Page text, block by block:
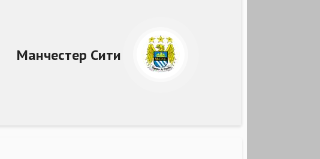
Манчестер Сити